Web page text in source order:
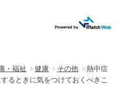
・福祉 健康 その他
熱中症
るときに気をつけておくべきこ